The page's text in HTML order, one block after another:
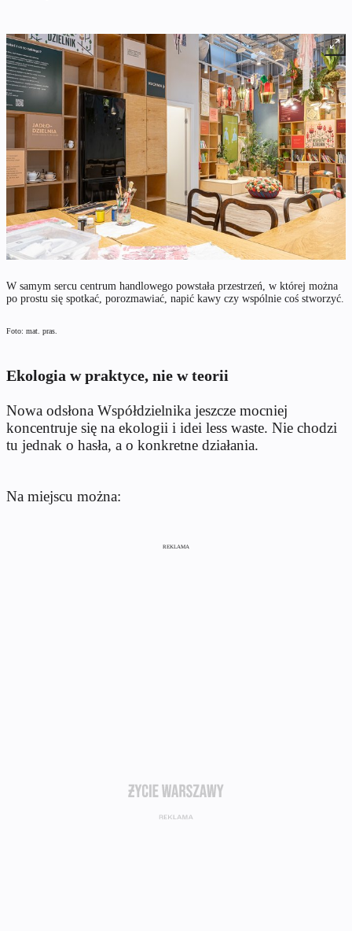
W samym sercu centrum handlowego powstała przestrzeń, w której można
po prostu się spotkać, porozmawiać, napić kawy czy wspólnie coś stworzyć.
Foto: mat. pras.
Ekologia w praktyce, nie w teorii
Nowa odsłona Współdzielnika jeszcze mocniej
koncentruje się na ekologii i idei less waste. Nie chodzi
tu jednak o hasła, a o konkretne działania.
Na miejscu można:
REKLAMA